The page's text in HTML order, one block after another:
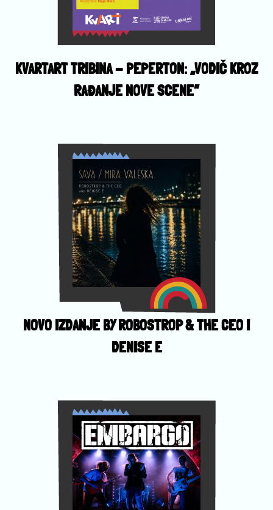
KVARTART TRIBINA - PEPERTON: „VODIČ KROZ
RAĐANJE NOVE SCENE”
NOVO IZDANJE BY ROBOSTROP & THE CEO I
DENISE E